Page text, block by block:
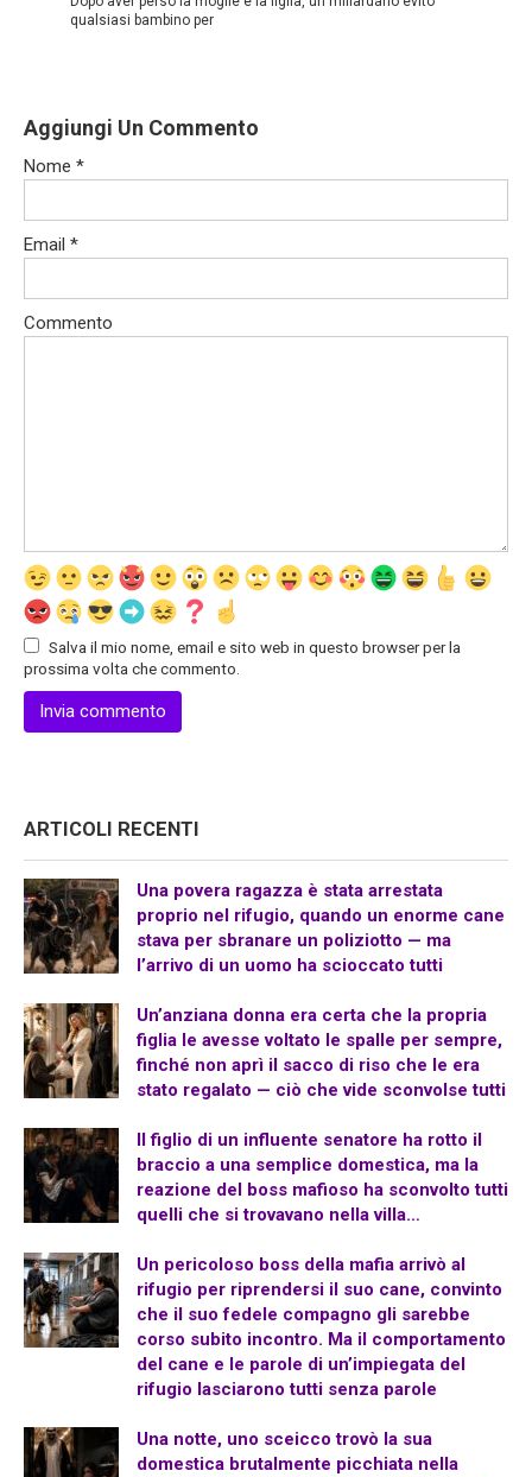
qualsiasi bambino per
Aggiungi Un Commento
Nome *
Email *
Commento
Salva il mio nome, email e sito web in questo browser per la
prossima volta che commento.
ARTICOLI RECENTI
Una povera ragazza è stata arrestata
proprio nel rifugio, quando un enorme cane
stava per sbranare un poliziotto — ma
l’arrivo di un uomo ha scioccato tutti
Un’anziana donna era certa che la propria
figlia le avesse voltato le spalle per sempre,
finché non aprì il sacco di riso che le era
stato regalato — ciò che vide sconvolse tutti
Il figlio di un influente senatore ha rotto il
braccio a una semplice domestica, ma la
reazione del boss mafioso ha sconvolto tutti
quelli che si trovavano nella villa…
Un pericoloso boss della mafia arrivò al
rifugio per riprendersi il suo cane, convinto
che il suo fedele compagno gli sarebbe
corso subito incontro. Ma il comportamento
del cane e le parole di un’impiegata del
rifugio lasciarono tutti senza parole
Una notte, uno sceicco trovò la sua
domestica brutalmente picchiata nella